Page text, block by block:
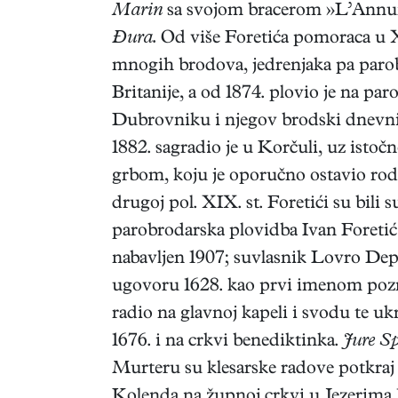
Marin sa svojom bracerom
Đura. Od više Foretića pomoraca
mnogih brodova, jedrenjaka pa
Britanije, a od 1874. plovio je na
Dubrovniku i njegov brodski
1882. sagradio je u Korčuli, uz
grbom, koju je oporučno ostavio
drugoj pol. XIX. st. Foretići su bili
parobrodarska plovidba Ivan
nabavljen 1907; suvlasnik Lovro
ugovoru 1628. kao prvi imenom
radio na glavnoj kapeli i svodu te
1676. i na crkvi benediktinka.Jure
Murteru su klesarske radove